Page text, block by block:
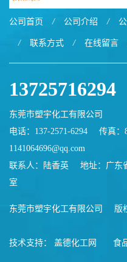
公司首页 / 公司介绍 /
/ 联系方式 / 在线留言
13725716294
东莞市塑宇化工有限公司
电话：137-2571-6294
传真：
1141064696@qq.com
联系人：陆香英
地址：广东
室
东莞市塑宇化工有限公司 版
技术支持： 盖德化工网 食